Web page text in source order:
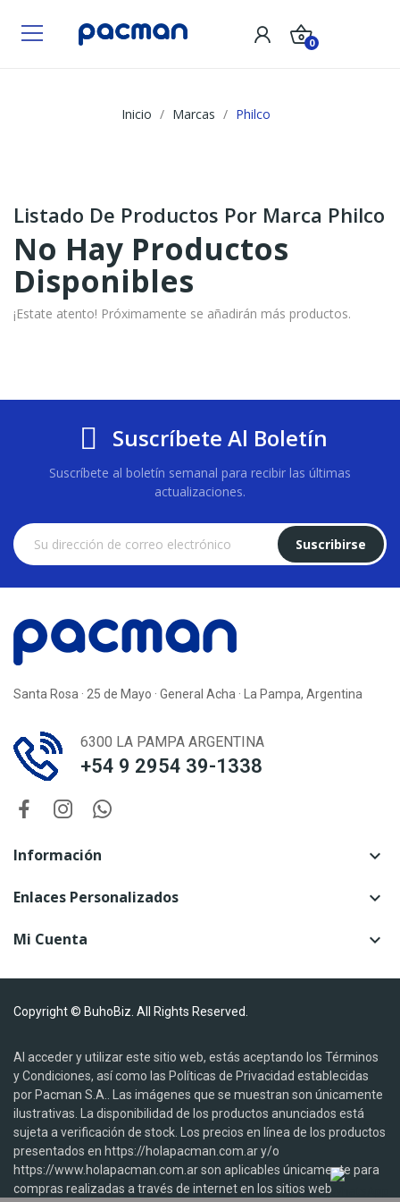
0
Inicio Marcas Philco
Listado De Productos Por Marca Philco
No Hay Productos
Disponibles
¡Estate atento! Próximamente se añadirán más productos.
Suscríbete Al Boletín
Suscríbete al boletín semanal para recibir las últimas
actualizaciones.
Suscribirse
Santa Rosa · 25 de Mayo · General Acha · La Pampa, Argentina
6300 LA PAMPA ARGENTINA
+54 9 2954 39-1338
Información 
Enlaces Personalizados 
Mi Cuenta 
Copyright © BuhoBiz. All Rights Reserved.
Al acceder y utilizar este sitio web, estás aceptando los Términos
y Condiciones, así como las Políticas de Privacidad establecidas
por Pacman S.A.. Las imágenes que se muestran son únicamente
ilustrativas. La disponibilidad de los productos anunciados está
sujeta a verificación de stock. Los precios en línea de los productos
presentados en https://holapacman.com.ar y/o
https://www.holapacman.com.ar son aplicables únicamente para
compras realizadas a través de internet en los sitios web